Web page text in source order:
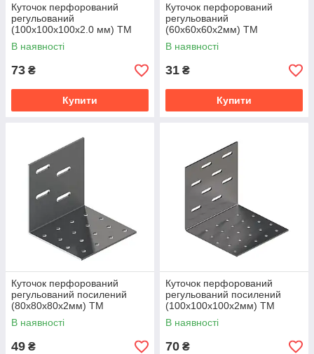
Куточок перфорований
регульований
(100x100x100x2.0 мм) ТМ
"KOLCHUGA" (Кольчуга)
(40312083)
В наявності
73 ₴
Купити
Куточок перфорований
регульований
(60x60x60x2мм) ТМ
"KOLCHUGA" (Кольчуга)
(40312084)
В наявності
31 ₴
Купити
Куточок перфорований
регульований посилений
(80x80x80x2мм) ТМ
"KOLCHUGA" (Кольчуга)
(40312085)
В наявності
49 ₴
Куточок перфорований
регульований посилений
(100x100x100x2мм) ТМ
"KOLCHUGA" (Кольчуга)
(40312086)
В наявності
70 ₴